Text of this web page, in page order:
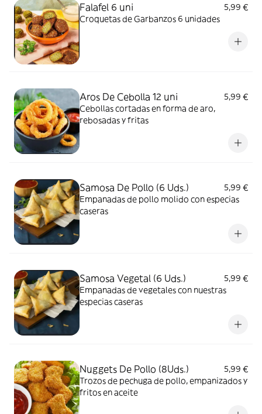
Falafel 6 uni
5,99 €
Croquetas de Garbanzos 6 unidades
Aros De Cebolla 12 uni
5,99 €
Cebollas cortadas en forma de aro,
rebosadas y fritas
Samosa De Pollo (6 Uds.)
5,99 €
Empanadas de pollo molido con especias
caseras
Samosa Vegetal (6 Uds.)
5,99 €
Empanadas de vegetales con nuestras
especias caseras
Nuggets De Pollo (8Uds.)
5,99 €
Trozos de pechuga de pollo, empanizados y
fritos en aceite